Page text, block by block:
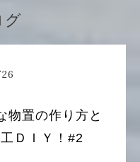
グ
26
物置の作り方と
ＤＩＹ！#2